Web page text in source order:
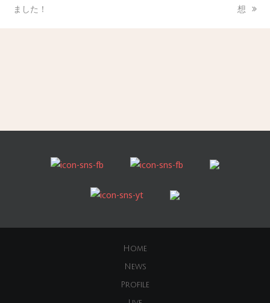
ました！
想
Home
News
Profile